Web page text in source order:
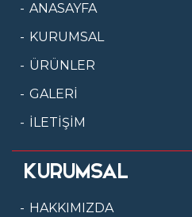
ANASAYFA
KURUMSAL
ÜRÜNLER
GALERİ
İLETİŞİM
KURUMSAL
HAKKIMIZDA